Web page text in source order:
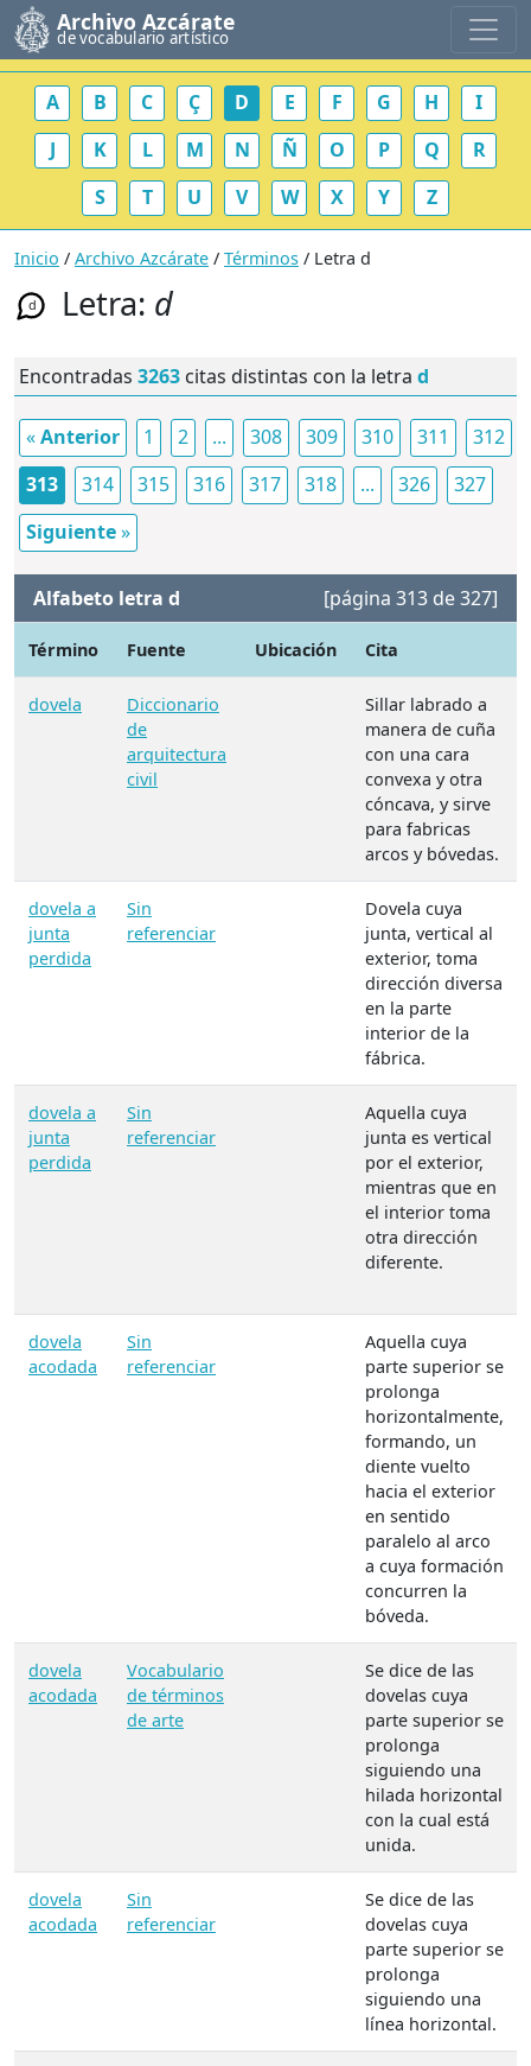
Archivo Azcárate
de vocabulario artístico
A B C Ç D E F G H
I
J
K L M N Ñ O P Q
R
S
T U V W X Y Z
Inicio / Archivo Azcárate / Términos / Letra d
d Letra: d
Encontradas 3263 citas distintas con la letra d
«Anterior 1 2 ... 308 309 310 311
312
313
314 315 316 317 318 ... 326
327
Siguiente»
Alfabeto letra d [página 313 de 327]
Término Fuente Ubicación Cita
dovela
Diccionario
de
arquitectura
civil
Sillar labrado a
manera de cuña
con una cara
convexa y otra
cóncava, y sirve
para fabricas
arcos y bóvedas.
dovela a
junta
perdida
Sin
referenciar
Dovela cuya
junta, vertical al
exterior, toma
dirección diversa
en la parte
interior de la
fábrica.
dovela a
junta
perdida
Sin
referenciar
Aquella cuya
junta es vertical
por el exterior,
mientras que en
el interior toma
otra dirección
diferente.
dovela
acodada
Sin
referenciar
Aquella cuya
parte superior se
prolonga
horizontalmente,
formando, un
diente vuelto
hacia el exterior
en sentido
paralelo al arco
a cuya formación
concurren la
bóveda.
dovela
acodada
Vocabulario
de términos
de arte
Se dice de las
dovelas cuya
parte superior se
prolonga
siguiendo una
hilada horizontal
con la cual está
unida.
dovela
acodada
Sin
referenciar
Se dice de las
dovelas cuya
parte superior se
prolonga
siguiendo una
línea horizontal.